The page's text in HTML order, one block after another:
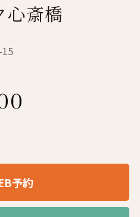
心斎橋
予約